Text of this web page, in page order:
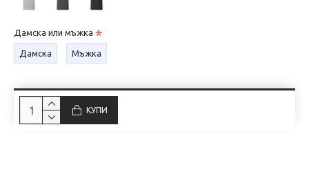
Дамска или мъжка
Дамска Мъжка
КУПИ